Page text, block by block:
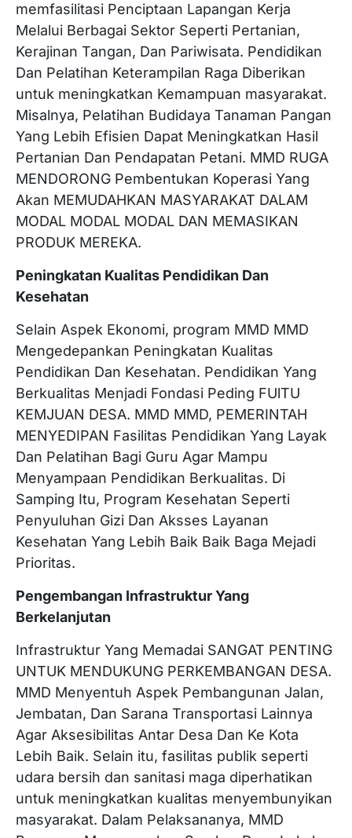
memfasilitasi Penciptaan Lapangan Kerja
Melalui Berbagai Sektor Seperti Pertanian,
Kerajinan Tangan, Dan Pariwisata. Pendidikan
Dan Pelatihan Keterampilan Raga Diberikan
untuk meningkatkan Kemampuan masyarakat.
Misalnya, Pelatihan Budidaya Tanaman Pangan
Yang Lebih Efisien Dapat Meningkatkan Hasil
Pertanian Dan Pendapatan Petani. MMD RUGA
MENDORONG Pembentukan Koperasi Yang
Akan MEMUDAHKAN MASYARAKAT DALAM
MODAL MODAL MODAL DAN MEMASIKAN
PRODUK MEREKA.
Peningkatan Kualitas Pendidikan Dan
Kesehatan
Selain Aspek Ekonomi, program MMD MMD
Mengedepankan Peningkatan Kualitas
Pendidikan Dan Kesehatan. Pendidikan Yang
Berkualitas Menjadi Fondasi Peding FUlTU
KEMJUAN DESA. MMD MMD, PEMERINTAH
MENYEDIPAN Fasilitas Pendidikan Yang Layak
Dan Pelatihan Bagi Guru Agar Mampu
Menyampaan Pendidikan Berkualitas. Di
Samping Itu, Program Kesehatan Seperti
Penyuluhan Gizi Dan Aksses Layanan
Kesehatan Yang Lebih Baik Baik Baga Mejadi
Prioritas.
Pengembangan Infrastruktur Yang
Berkelanjutan
Infrastruktur Yang Memadai SANGAT PENTING
UNTUK MENDUKUNG PERKEMBANGAN DESA.
MMD Menyentuh Aspek Pembangunan Jalan,
Jembatan, Dan Sarana Transportasi Lainnya
Agar Aksesibilitas Antar Desa Dan Ke Kota
Lebih Baik. Selain itu, fasilitas publik seperti
udara bersih dan sanitasi maga diperhatikan
untuk meningkatkan kualitas menyembunyikan
masyarakat. Dalam Pelaksananya, MMD